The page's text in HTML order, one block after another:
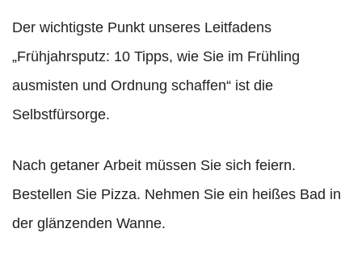
Der wichtigste Punkt unseres Leitfadens
„Frühjahrsputz: 10 Tipps, wie Sie im Frühling
ausmisten und Ordnung schaffen“ ist die
Selbstfürsorge.
Nach getaner Arbeit müssen Sie sich feiern.
Bestellen Sie Pizza. Nehmen Sie ein heißes Bad in
der glänzenden Wanne.